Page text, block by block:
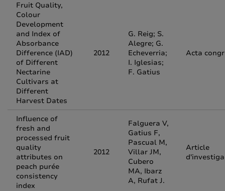
Fruit Quality,
Colour
Development
and Index of
Absorbance
Difference (IAD)
of Different
Nectarine
Cultivars at
Different
Harvest Dates
2012
G. Reig; S.
Alegre; G.
Echeverria;
I. Iglesias;
F. Gatius
Acta
Influence of
fresh and
processed fruit
quality
attributes on
peach purée
consistency
index
2012
Falguera V,
Gatius F,
Pascual M,
Villar JM,
Cubero
MA, Ibarz
A, Rufat J.
Article